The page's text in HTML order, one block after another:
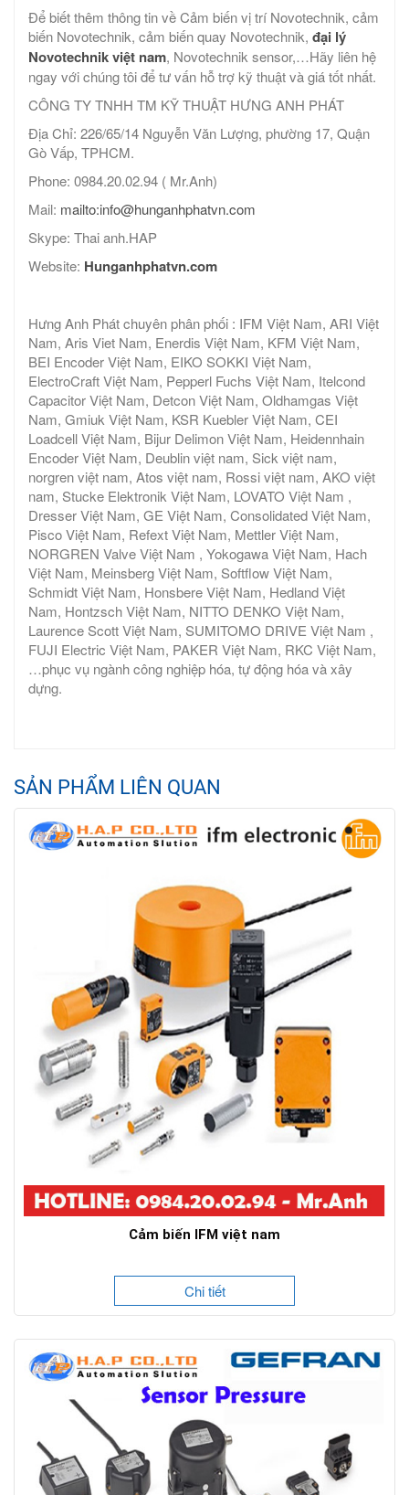
Để biết thêm thông tin về Cảm biến vị trí Novotechnik, cảm
biến Novotechnik, cảm biến quay Novotechnik, đại lý
Novotechnik việt nam, Novotechnik sensor,…Hãy liên hệ
ngay với chúng tôi để tư vấn hỗ trợ kỹ thuật và giá tốt nhất.
CÔNG TY TNHH TM KỸ THUẬT HƯNG ANH PHÁT
Địa Chỉ: 226/65/14 Nguyễn Văn Lượng, phường 17, Quận
Gò Vấp, TPHCM.
Phone: 0984.20.02.94 ( Mr.Anh)
Mail: mailto:info@hunganhphatvn.com
Skype: Thai anh.HAP
Website: Hunganhphatvn.com
Hưng Anh Phát chuyên phân phối : IFM Việt Nam, ARI Việt
Nam, Aris Viet Nam, Enerdis Việt Nam, KFM Việt Nam,
BEI Encoder Việt Nam, EIKO SOKKI Việt Nam,
ElectroCraft Việt Nam, Pepperl Fuchs Việt Nam, Itelcond
Capacitor Việt Nam, Detcon Việt Nam, Oldhamgas Việt
Nam, Gmiuk Việt Nam, KSR Kuebler Việt Nam, CEI
Loadcell Việt Nam, Bijur Delimon Việt Nam, Heidennhain
Encoder Việt Nam, Deublin việt nam, Sick việt nam,
norgren việt nam, Atos việt nam, Rossi việt nam, AKO việt
nam, Stucke Elektronik Việt Nam, LOVATO Việt Nam ,
Dresser Việt Nam, GE Việt Nam, Consolidated Việt Nam,
Pisco Việt Nam, Refext Việt Nam, Mettler Việt Nam,
NORGREN Valve Việt Nam , Yokogawa Việt Nam, Hach
Việt Nam, Meinsberg Việt Nam, Softflow Việt Nam,
Schmidt Việt Nam, Honsbere Việt Nam, Hedland Việt
Nam, Hontzsch Việt Nam, NITTO DENKO Việt Nam,
Laurence Scott Việt Nam, SUMITOMO DRIVE Việt Nam ,
FUJI Electric Việt Nam, PAKER Việt Nam, RKC Việt Nam,
…phục vụ ngành công nghiệp hóa, tự động hóa và xây
dựng.
SẢN PHẨM LIÊN QUAN
Cảm biến IFM việt nam
Chi tiết